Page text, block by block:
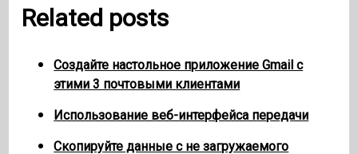
Related posts
Создайте настольное приложение Gmail с
этими 3 почтовыми клиентами
Использование веб-интерфейса передачи
Скопируйте данные с не загружаемого